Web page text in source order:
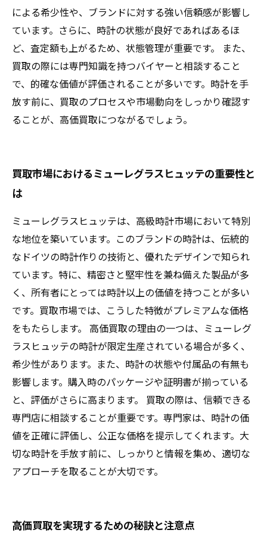
による希少性や、ブランドに対する強い信頼感が影響し
ています。さらに、時計の状態が良好であればあるほ
ど、査定額も上がるため、状態管理が重要です。 また、
買取の際には専門知識を持つバイヤーと相談すること
で、的確な価値が評価されることが多いです。時計を手
放す前に、買取のプロセスや市場動向をしっかり確認す
ることが、高価買取につながるでしょう。
買取市場におけるミューレグラスヒュッテの重要性と
は
ミューレグラスヒュッテは、高級時計市場において特別
な地位を築いています。このブランドの時計は、伝統的
なドイツの時計作りの技術と、優れたデザインで知られ
ています。特に、精密さと堅牢性を兼ね備えた製品が多
く、所有者にとっては時計以上の価値を持つことが多い
です。買取市場では、こうした特徴がプレミアムな価格
をもたらします。 高価買取の理由の一つは、ミューレグ
ラスヒュッテの時計が限定生産されている場合が多く、
希少性があります。また、時計の状態や付属品の有無も
影響します。購入時のパッケージや証明書が揃っている
と、評価がさらに高まります。 買取の際は、信頼できる
専門店に相談することが重要です。専門家は、時計の価
値を正確に評価し、公正な価格を提示してくれます。大
切な時計を手放す前に、しっかりと情報を集め、適切な
アプローチを取ることが大切です。
高価買取を実現するための秘訣と注意点